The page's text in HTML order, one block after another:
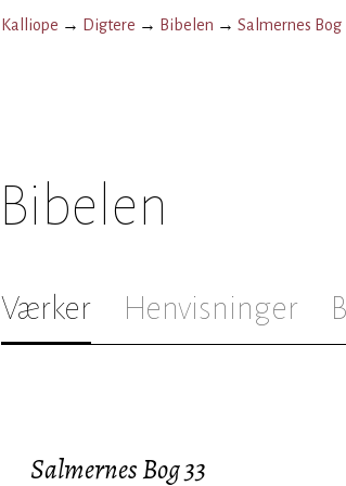
Kalliope → Digtere → Bibelen → Salmernes Bog
Bibelen
Værker Henvisninger
Salmernes Bog 33